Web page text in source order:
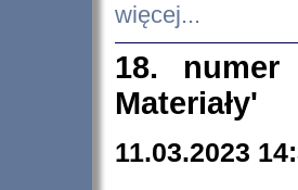
więcej...
18. numer
Materiały'
11.03.2023